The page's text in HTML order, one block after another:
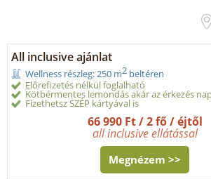
All inclusive ajánlat
Wellness részleg: 250 m2 beltéren
Előrefizetés nélkül foglalható
Kötbérmentes lemondás akár az érkezés
Fizethetsz SZÉP kártyával is
66 990 Ft / 2 fő / éjtől
all inclusive ellátással
Megnézem >>